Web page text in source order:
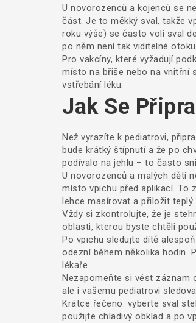
U novorozenců a kojenců se
část. Je to měkký sval, takže
roku výše) se často volí sval
po něm není tak viditelné
Pro vakcíny, které vyžadují
místo na břiše nebo na vnitřní
vstřebání léku.
Jak Se
Než vyrazíte k pediatrovi,
bude krátký štípnutí a že po
podívalo na jehlu – to často
U novorozenců a malých dětí
místo vpichu před aplikací. To
lehce masírovat a přiložit
Vždy si zkontrolujte, že je
oblasti, kterou byste chtěli
Po vpichu sledujte dítě
odezní během několika hodin.
lékaře.
Nezapomeňte si vést záznam
ale i vašemu pediatrovi
Krátce řečeno: vyberte sval
použijte chladivý obklad a po